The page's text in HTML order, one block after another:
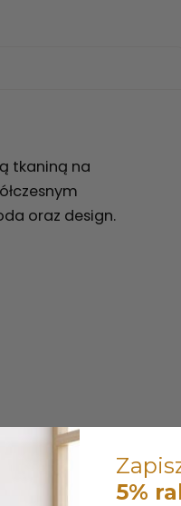
tkaniną na
oraz design.
5%